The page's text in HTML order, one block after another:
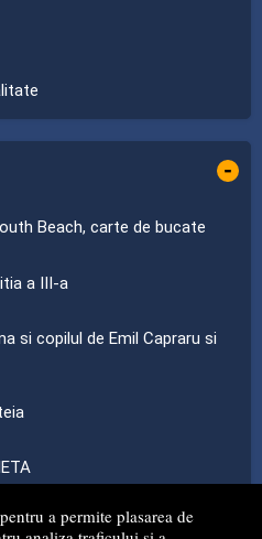
a permite plasarea de
-
Beach, carte de bucate
a III-a
si copilul de Emil Capraru si